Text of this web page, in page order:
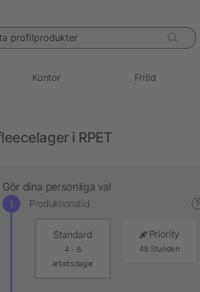
Kontor Fritid
i RPET
Gör dina personliga val
Produktionstid ?
Standard
4 - 6
arbetsdagar
Priority
48 Stunden